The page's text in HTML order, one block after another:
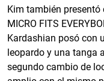
Kim también presentó
MICRO FITS
Kardashian posó con
leopardo y una tanga
segundo cambio de